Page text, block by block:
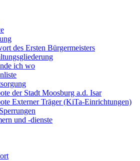
des Ersten Bürgermeisters
ich wo
der Stadt Moosburg a.d. Isar
Externer Träger (KiTa-Einrichtungen)
und -dienste